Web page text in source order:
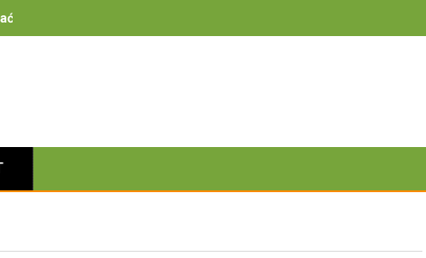
– na co zwrócić uwagę przy bezpieczeństwie, izolacyjności i trwałości